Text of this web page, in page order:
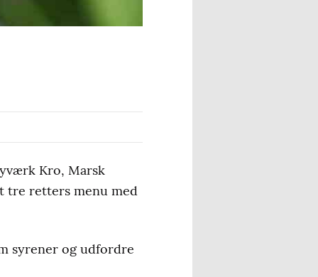
Kro, Marsk
tre retters menu med
syrener og udfordre